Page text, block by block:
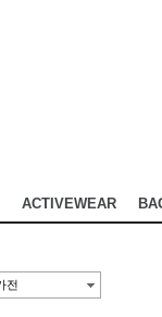
ACTIVEWEAR
전